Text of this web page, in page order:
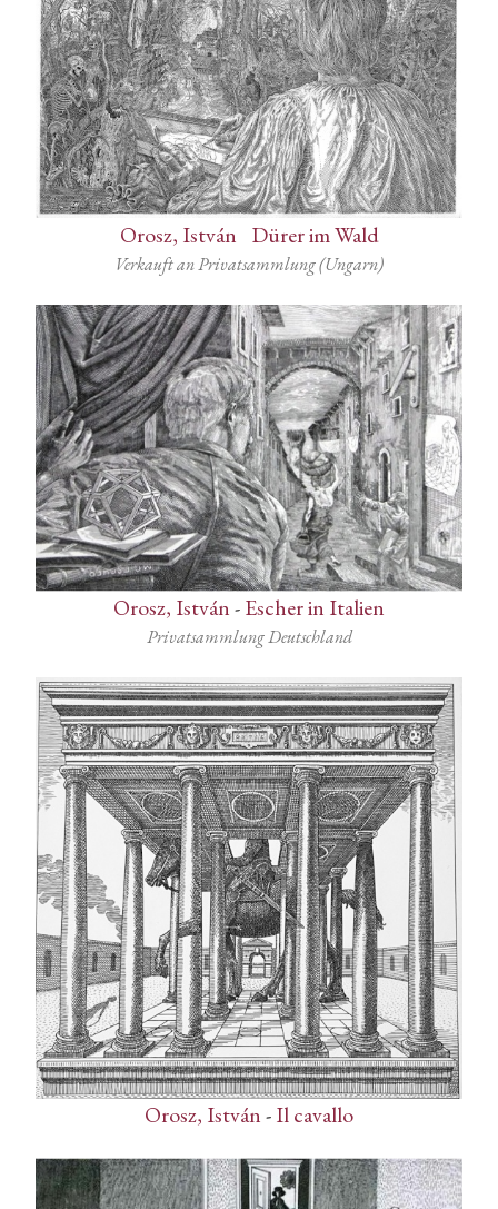
Orosz, István Dürer im Wald
Verkauft an Privatsammlung (Ungarn)
Orosz, István-Escher in Italien
Privatsammlung Deutschland
Orosz, István-Il cavallo